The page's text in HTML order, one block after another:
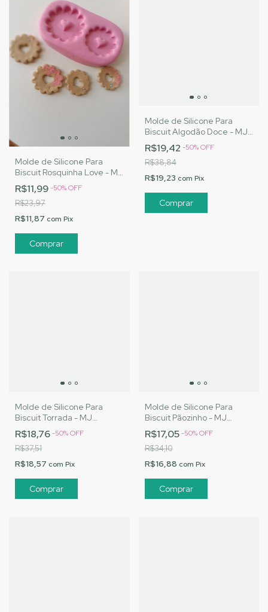
Molde de Silicone Para
Biscuit Rosquinha Love - MJ
Artesanatos |Cód. 3155
R$11,99-50%OFF
R$23,97
R$11,87 com Pix
Molde de Silicone Para
Biscuit Algodão Doce - MJ
Artesanatos |Cód. 3161
R$19,42 -50%OFF
R$38,84
R$19,23 com Pix
Molde de Silicone Para
Biscuit Torrada - MJ
Artesanatos |Cód.3152
R$18,76-50%OFF
R$37,51
R$18,57 com Pix
Molde de Silicone Para
Biscuit Pãozinho - MJ
Artesanatos |Cód.3153
R$17,05-50%OFF
R$34,10
R$16,88 com Pix